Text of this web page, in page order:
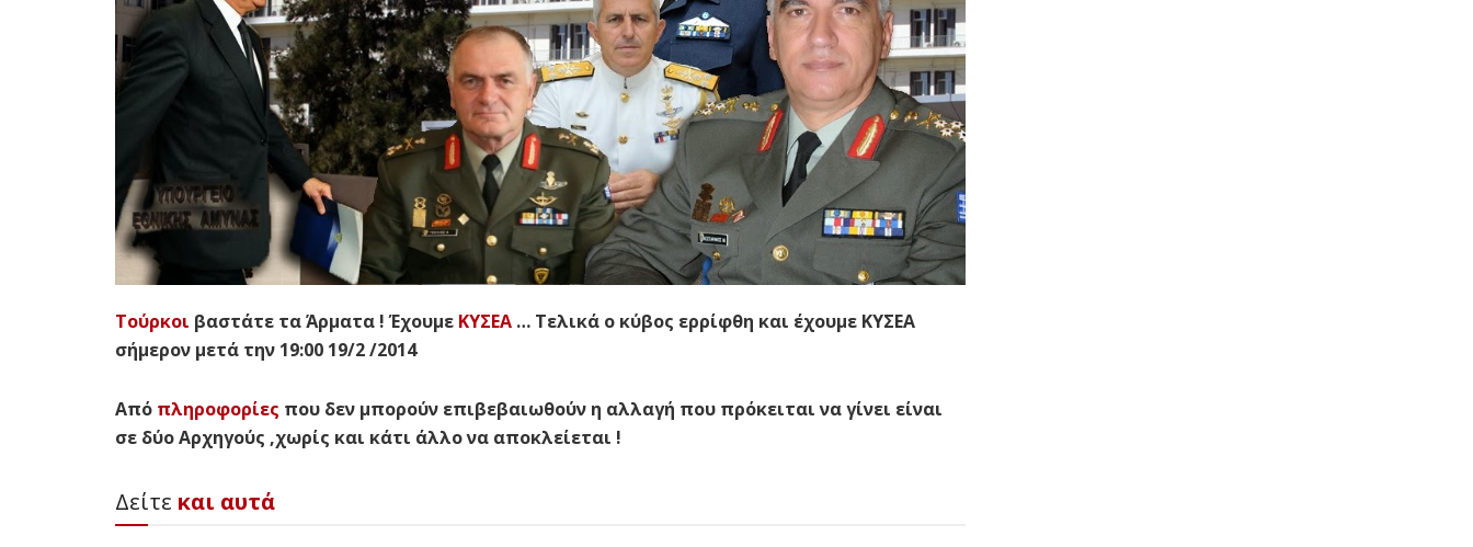
Τούρκοι βαστάτε τα Άρματα ! Έχουμε ΚΥΣΕΑ … Τελικά ο κύβος ερρίφθη και έχουμε ΚΥΣΕΑ
σήμερον μετά την 19:00 19/2 /2014
Από πληροφορίες που δεν μπορούν επιβεβαιωθούν η αλλαγή που πρόκειται να γίνει είναι
σε δύο Αρχηγούς ,χωρίς και κάτι άλλο να αποκλείεται !
Δείτε και αυτά